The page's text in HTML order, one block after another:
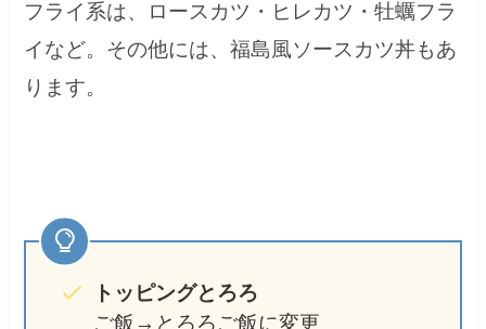
フライ系は、ロースカツ・ヒレカツ・牡蠣フラ
イなど。その他には、福島風ソースカツ丼もあ
ります。
トッピングとろろ
ご飯→とろろご飯に変更